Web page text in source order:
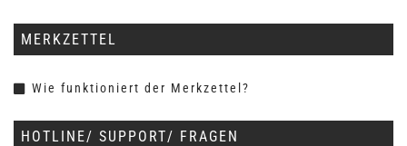
MERKZETTEL
Wie funktioniert der Merkzettel?
HOTLINE/ SUPPORT/ FRAGEN